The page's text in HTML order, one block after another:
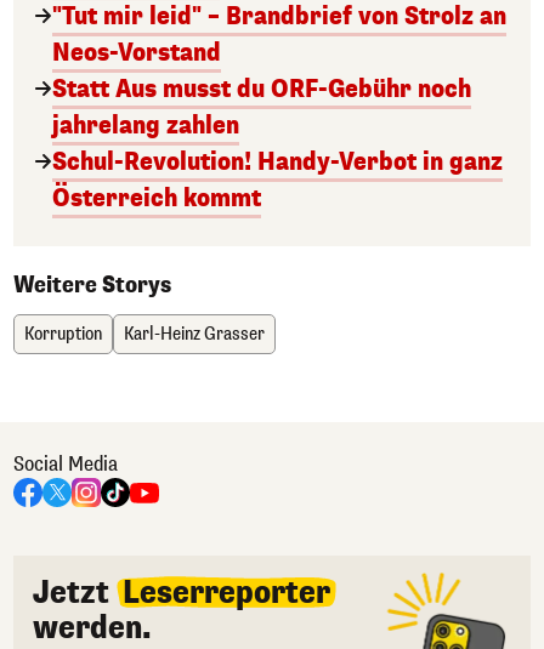
"Tut mir leid" – Brandbrief von Strolz an
Neos-Vorstand
Statt Aus musst du ORF-Gebühr noch
jahrelang zahlen
Schul-Revolution! Handy-Verbot in ganz
Österreich kommt
Weitere Storys
Korruption Karl-Heinz Grasser
Social Media
Jetzt Leserreporter
werden.